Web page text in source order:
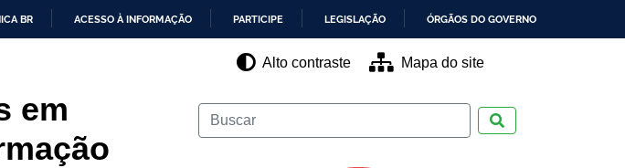
BR ACESSO À INFORMAÇÃO PARTICIPE LEGISLAÇÃO ÓRGÃOS DO GOVERNO
em
Alto contraste Mapa do site